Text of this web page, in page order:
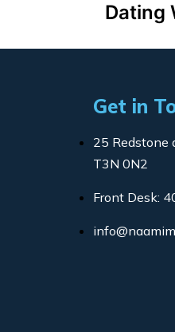
Dating
Get in
25 Redstone
T3N 0N2
Front Desk: